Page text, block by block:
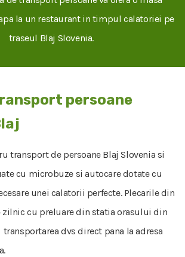
la un restaurant in timpul calatoriei pe
traseul Blaj Slovenia.
persoane
transport de persoane Blaj Slovenia si
cu microbuze si autocare dotate cu
unei calatorii perfecte. Plecarile din
zilnic cu preluare din statia orasului din
transportarea dvs direct pana la adresa